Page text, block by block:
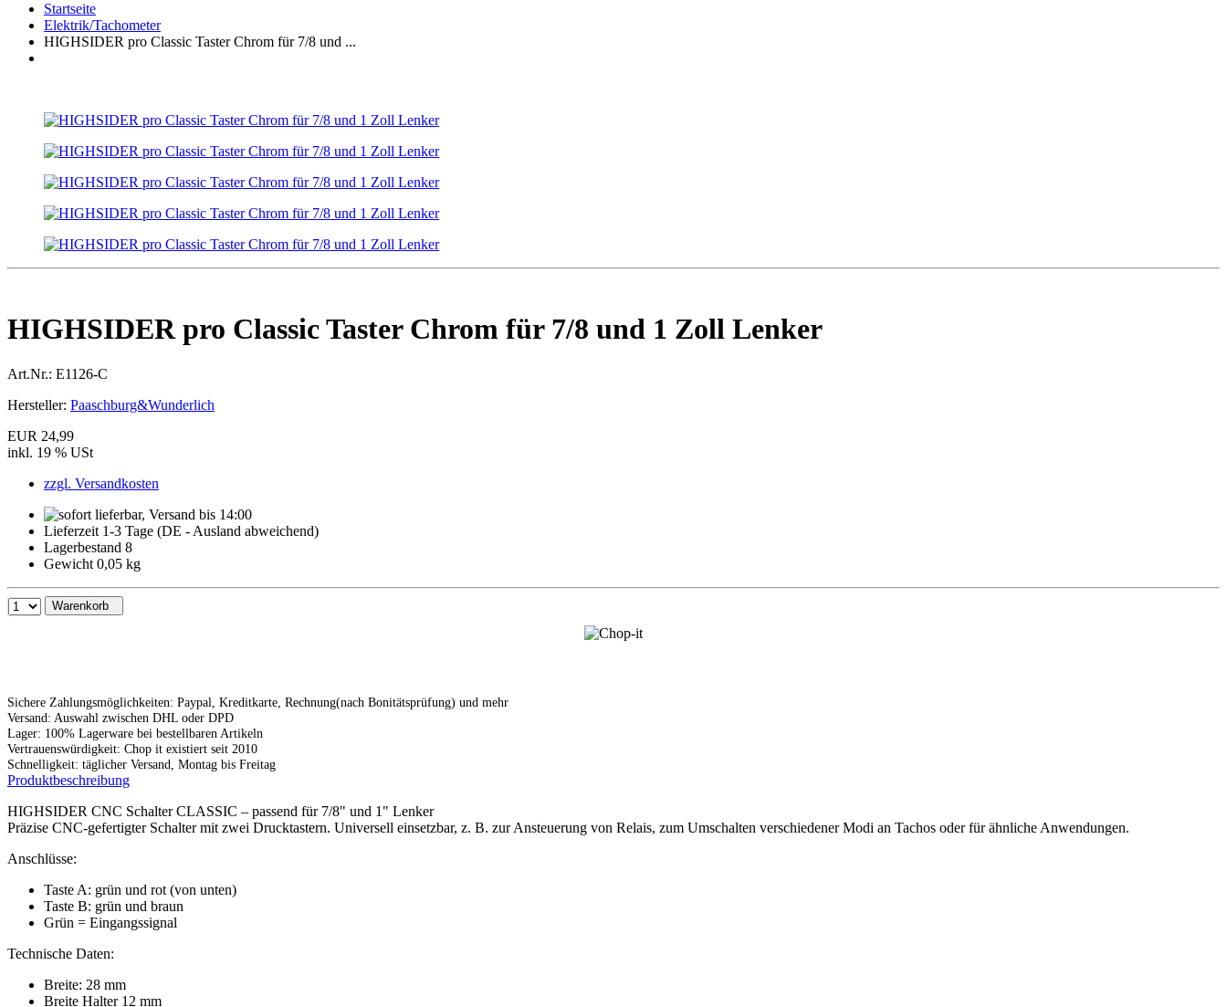
Startseite
Elektrik/Tachometer
HIGHSIDER pro Classic Taster Chrom für 7/8 und ...
HIGHSIDER pro Classic Taster Chrom für 7/8 und 1 Zoll Lenker
Art.Nr.: E1126-C
Hersteller: Paaschburg&Wunderlich
EUR 24,99
inkl. 19 % USt
zzgl. Versandkosten
Lieferzeit 1-3 Tage (DE - Ausland abweichend)
Lagerbestand 8
Gewicht 0,05 kg
Warenkorb
Sichere Zahlungsmöglichkeiten: Paypal, Kreditkarte, Rechnung(nach Bonitätsprüfung) und mehr
Versand: Auswahl zwischen DHL oder DPD
Lager: 100% Lagerware bei bestellbaren Artikeln
Vertrauenswürdigkeit: Chop it existiert seit 2010
Schnelligkeit: täglicher Versand, Montag bis Freitag
Produktbeschreibung
HIGHSIDER CNC Schalter CLASSIC – passend für 7/8" und 1" Lenker
Präzise CNC-gefertigter Schalter mit zwei Drucktastern. Universell einsetzbar, z. B. zur Ansteuerung von Relais, zum Umschalten verschiedener Modi an Tachos oder für ähnliche Anwendungen.
Anschlüsse:
Taste A: grün und rot (von unten)
Taste B: grün und braun
Grün = Eingangssignal
Technische Daten:
Breite: 28 mm
Breite Halter 12 mm